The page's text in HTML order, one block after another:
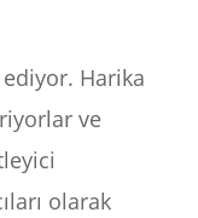
Harika
ve
olarak